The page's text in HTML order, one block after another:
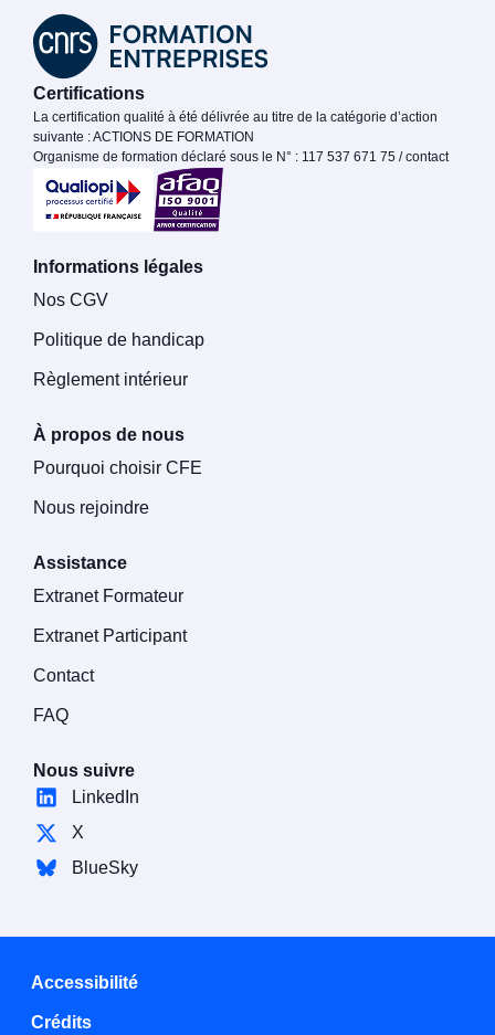
Certifications
La certification qualité à été délivrée au titre de la catégorie d’action
suivante : ACTIONS DE FORMATION
Organisme de formation déclaré sous le N° : 117 537 671 75 / contact
Informations légales
Nos CGV
Politique de handicap
Règlement intérieur
À propos de nous
Pourquoi choisir CFE
Nous rejoindre
Assistance
Extranet Formateur
Extranet Participant
Contact
FAQ
Nous suivre
LinkedIn
X
BlueSky
Accessibilité
Crédits